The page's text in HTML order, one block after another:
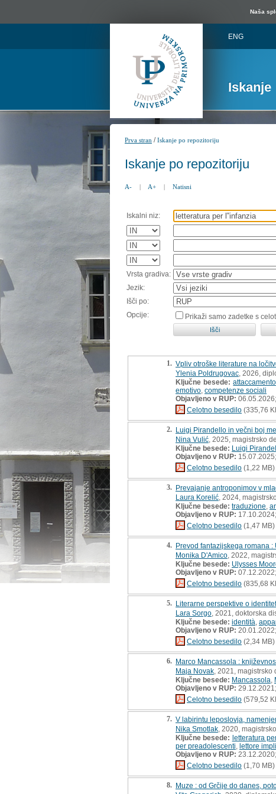
Naša
ENG
Iskanje
Prva stran /Iskanje po repozitoriju
Iskanje po repozitoriju
A- | A+ | Natisni
Iskalni niz:
Vrsta gradiva:
Jezik:
Išči po:
Opcije:
Prikaži samo zadetke s
1. Vpliv otroške literature na
Ylenia Poldrugovac , 2026,
Ključne besede: attaccamento
emotivo competenze sociali
Objavljeno v RUP: 06.05.2026;
Celotno besedilo (335,76
2. Luigi Pirandello in večni boj
Nina Vulić , 2025, magistrsko
Ključne besede: Luigi
Objavljeno v RUP: 15.07.2025;
Celotno besedilo (1,22 MB)
3. Prevajanje antroponimov v
Laura Korelić , 2024,
Ključne besede: traduzione
Objavljeno v RUP: 17.10.2024;
Celotno besedilo (1,47 MB)
4. Prevod fantazijskega romana :
Monika D'Amico , 2022,
Ključne besede: Ulysses
Objavljeno v RUP: 07.12.2022;
Celotno besedilo (835,68
5. Literarne perspektive o
Lara Sorgo , 2021, doktorska
Ključne besede: identità
Objavljeno v RUP: 20.01.2022;
Celotno besedilo (2,34 MB)
6. Marco Mancassola :
Maja Novak , 2021, magistrsko
Ključne besede: Mancassola
Objavljeno v RUP: 29.12.2021;
Celotno besedilo (579,52
7. V labirintu leposlovja,
Nika Smotlak , 2020,
Ključne besede: letteratura
per preadolescenti lettore
Objavljeno v RUP: 23.12.2020;
Celotno besedilo (1,70 MB)
8. Muze : od Grčije do danes,